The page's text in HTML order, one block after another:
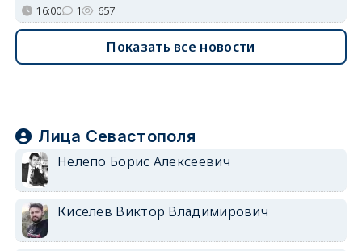
16:00 1 657
Показать все новости
Лица Севастополя
Нелепо Борис Алексеевич
Киселёв Виктор Владимирович